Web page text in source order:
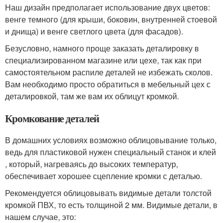
Наш дизайн предполагает использование двух цветов:
венге темного (для крыши, боковин, внутренней стоевой
и днища) и венге светлого цвета (для фасадов).
Безусловно, намного проще заказать деталировку в
специализированном магазине или цехе, так как при
самостоятельном распиле деталей не избежать сколов.
Вам необходимо просто обратиться в мебельный цех с
деталировкой, там же вам их облицут кромкой.
Кромкование деталей
В домашних условиях возможно облицовывание только,
ведь для пластиковой нужен специальный станок и клей
, который, нагреваясь до высоких температур,
обеспечивает хорошее сцепление кромки с деталью.
Рекомендуется облицовывать видимые детали толстой
кромкой ПВХ, то есть толщиной 2 мм. Видимые детали, в
нашем случае, это: